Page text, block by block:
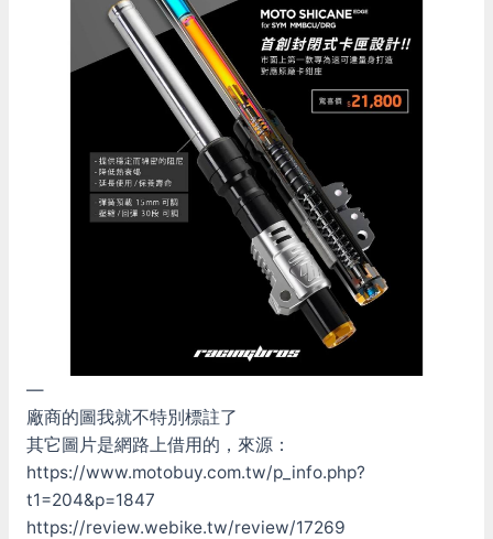
—
廠商的圖我就不特別標註了
其它圖片是網路上借用的，來源：
https://www.motobuy.com.tw/p_info.php?
t1=204&p=1847
https://review.webike.tw/review/17269